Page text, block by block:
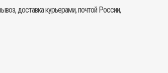
доставка курьерами, почтой России,